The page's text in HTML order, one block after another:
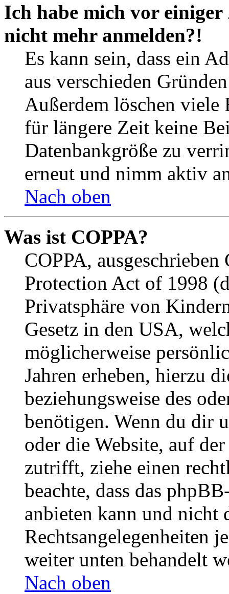
Ich habe mich vor
nicht mehr anmelden?!
Es kann sein, dass ein
aus verschieden
Außerdem löschen viele
für längere Zeit keine
Datenbankgröße zu
erneut und nimm aktiv
Nach oben
Was ist COPPA?
COPPA,
Protection Act of 1998
Privatsphäre von
Gesetz in den USA,
möglicherweise
Jahren erheben, hierzu
beziehungsweise des
benötigen. Wenn du dir
oder die Website, auf
zutrifft, ziehe einen
beachte, dass das
anbieten kann und nicht
Rechtsangelegenheiten
weiter unten behandelt
Nach oben